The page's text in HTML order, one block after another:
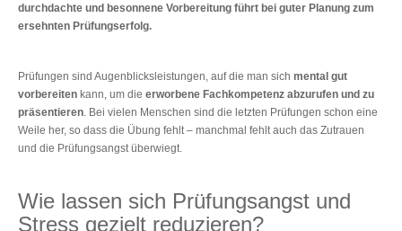
durchdachte und besonnene Vorbereitung führt bei guter Planung zum
ersehnten Prüfungserfolg.
Prüfungen sind Augenblicksleistungen, auf die man sich mental gut
vorbereiten kann, um die erworbene Fachkompetenz abzurufen und zu
präsentieren . Bei vielen Menschen sind die letzten Prüfungen schon eine
Weile her, so dass die Übung fehlt – manchmal fehlt auch das Zutrauen
und die Prüfungsangst überwiegt.
Wie lassen sich Prüfungsangst und
Stress gezielt reduzieren?